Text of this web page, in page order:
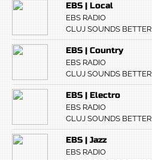
EBS | Local
EBS RADIO
CLUJ SOUNDS BETTER
EBS | Country
EBS RADIO
CLUJ SOUNDS BETTER
EBS | Electro
EBS RADIO
CLUJ SOUNDS BETTER
EBS | Jazz
EBS RADIO